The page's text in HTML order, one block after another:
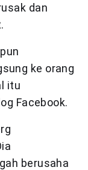
dan
ke orang
itu
Facebook.
berusaha